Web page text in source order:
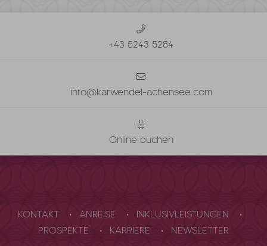
+43 5243 5284
info@karwendel-achensee.com
Online buchen
KONTAKT ANREISE
INKLUSIVLEISTUNGEN
PROSPEKTE
KARRIERE NEWSLETTER